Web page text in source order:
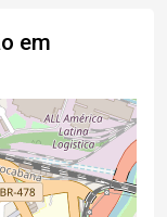
em